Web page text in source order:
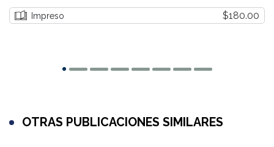
Impreso $180.00
OTRAS PUBLICACIONES SIMILARES